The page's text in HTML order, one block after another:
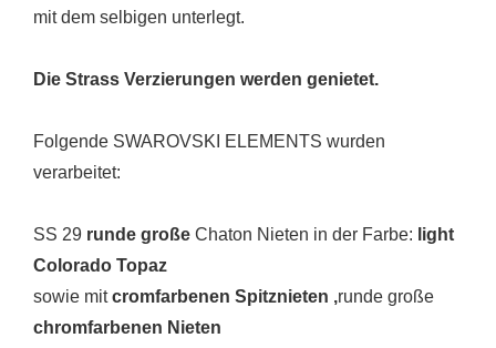
mit dem selbigen unterlegt.
Die Strass Verzierungen werden genietet.
Folgende SWAROVSKI ELEMENTS wurden
verarbeitet:
SS 29 runde große Chaton Nieten in der Farbe: light
Colorado Topaz
sowie mitcromfarbenen Spitznieten ,runde große
chromfarbenen Nieten